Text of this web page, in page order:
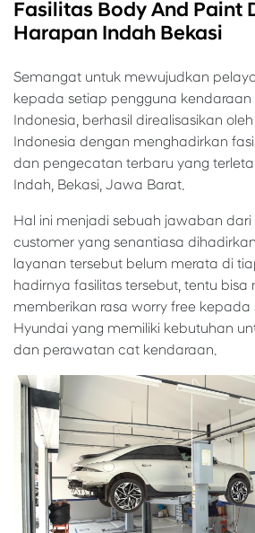
Fasilitas Body And Paint
Harapan Indah Bekasi
Semangat untuk mewujudkan
kepada setiap pengguna kendaraan
Indonesia, berhasil direalisasikan
Indonesia dengan menghadirkan
dan pengecatan terbaru yang
Indah, Bekasi, Jawa Barat.
Hal ini menjadi sebuah jawaban
customer yang senantiasa
layanan tersebut belum merata di
hadirnya fasilitas tersebut, tentu
memberikan rasa worry free
Hyundai yang memiliki kebutuhan
dan perawatan cat kendaraan.